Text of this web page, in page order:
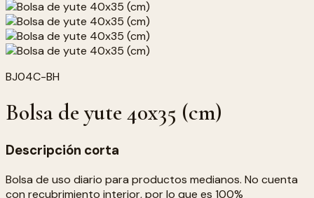
BJ04C-BH
Bolsa de yute 40x35 (cm)
Descripción corta
Bolsa de uso diario para productos medianos. No cuenta
con recubrimiento interior, por lo que es 100%